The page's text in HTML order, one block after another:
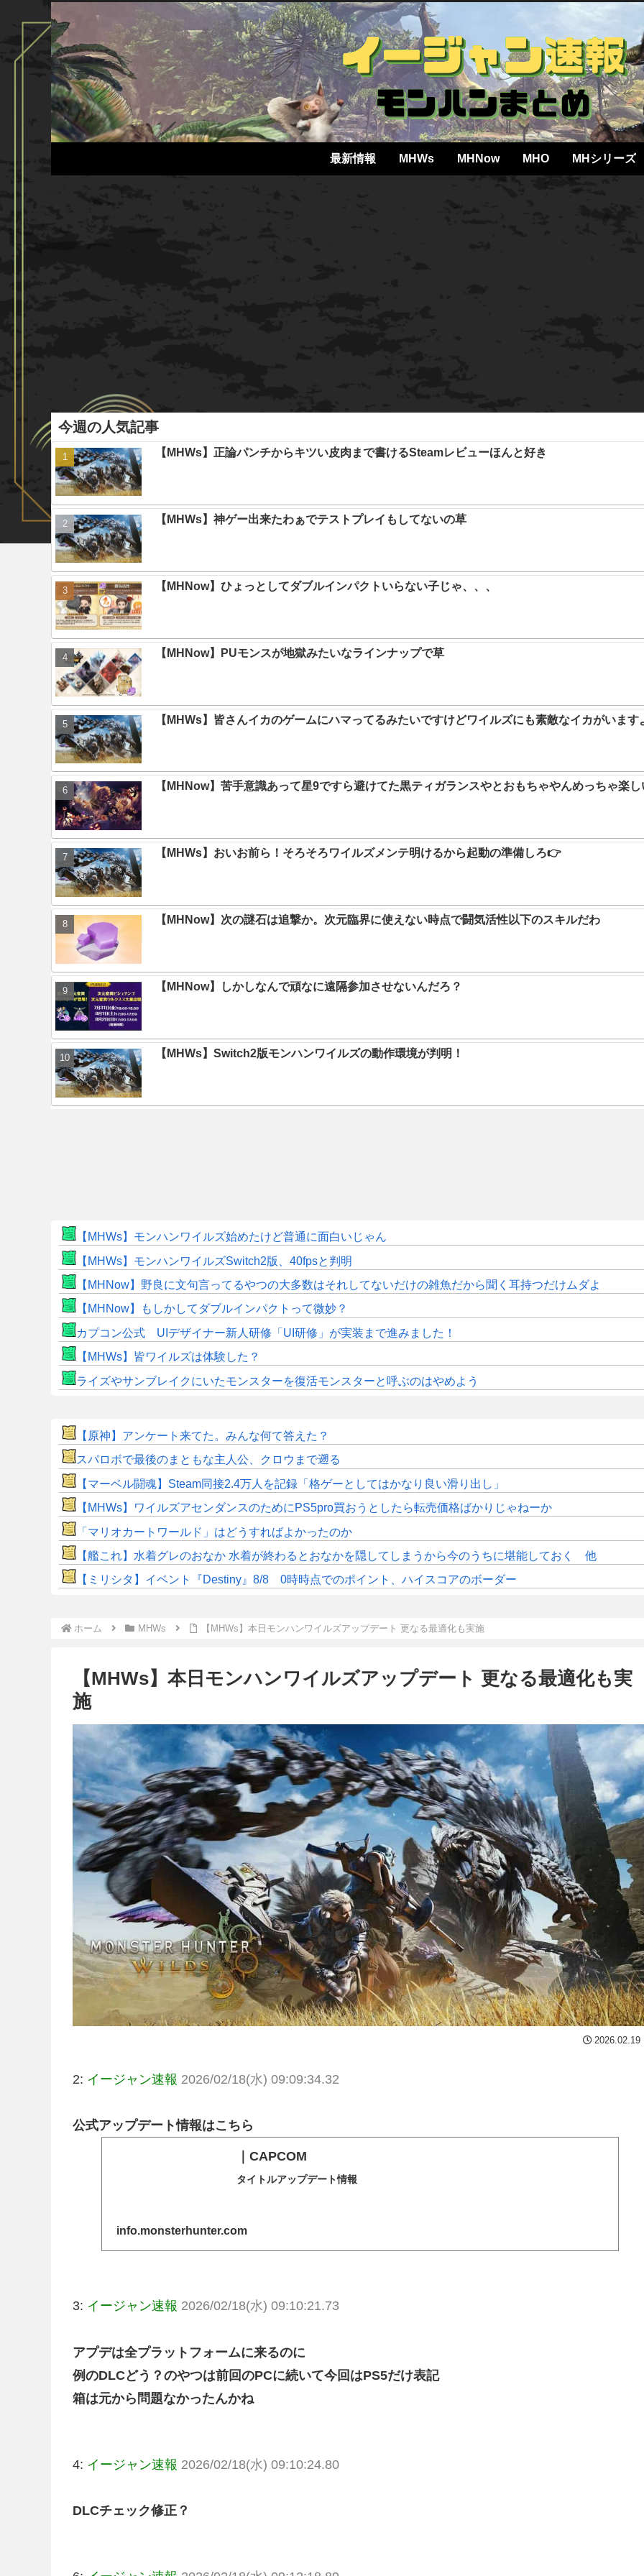
最新情報 MHWs MHNow MHO MHシリーズ
今週の人気記事
【MHWs】正論パンチからキツい皮肉まで書けるSteamレビューほんと好き
【MHWs】神ゲー出来たわぁでテストプレイもしてないの草
【MHNow】ひょっとしてダブルインパクトいらない子じゃ、、、
【MHNow】PUモンスが地獄みたいなラインナップで草
【MHWs】皆さんイカのゲームにハマってるみたいですけどワイルズにも素敵なイカがいます
【MHNow】苦手意識あって星9ですら避けてた黒ティガランスやとおもちゃやんめっちゃ楽し
【MHWs】おいお前ら！そろそろワイルズメンテ明けるから起動の準備しろ👉
【MHNow】次の謎石は追撃か。次元臨界に使えない時点で闘気活性以下のスキルだわ
【MHNow】しかしなんで頑なに遠隔参加させないんだろ？
【MHWs】Switch2版モンハンワイルズの動作環境が判明！
【MHWs】モンハンワイルズ始めたけど普通に面白いじゃん
【MHWs】モンハンワイルズSwitch2版、40fpsと判明
【MHNow】野良に文句言ってるやつの大多数はそれしてないだけの雑魚だから聞く耳持つだけムダよ
【MHNow】もしかしてダブルインパクトって微妙？
カプコン公式 UIデザイナー新人研修「UI研修」が実装まで進みました！
【MHWs】皆ワイルズは体験した？
ライズやサンブレイクにいたモンスターを復活モンスターと呼ぶのはやめよう
【原神】アンケート来てた。みんな何て答えた？
スパロボで最後のまともな主人公、クロウまで遡る
【マーベル闘魂】Steam同接2.4万人を記録「格ゲーとしてはかなり良い滑り出し」
【MHWs】ワイルズアセンダンスのためにPS5pro買おうとしたら転売価格ばかりじゃねーか
「マリオカートワールド」はどうすればよかったのか
【艦これ】水着グレのおなか 水着が終わるとおなかを隠してしまうから今のうちに堪能しておく 他
【ミリシタ】イベント『Destiny』8/8 0時時点でのポイント、ハイスコアのボーダー
ホーム MHWs 【MHWs】本日モンハンワイルズアップデート 更なる最適化も実施
【MHWs】本日モンハンワイルズアップデート 更なる最適化も実
施
2026.02.19
2: イージャン速報 2026/02/18(水) 09:09:34.32
公式アップデート情報はこちら
｜CAPCOM
タイトルアップデート情報
info.monsterhunter.com
3: イージャン速報 2026/02/18(水) 09:10:21.73
アプデは全プラットフォームに来るのに
例のDLCどう？のやつは前回のPCに続いて今回はPS5だけ表記
箱は元から問題なかったんかね
4: イージャン速報 2026/02/18(水) 09:10:24.80
DLCチェック修正？